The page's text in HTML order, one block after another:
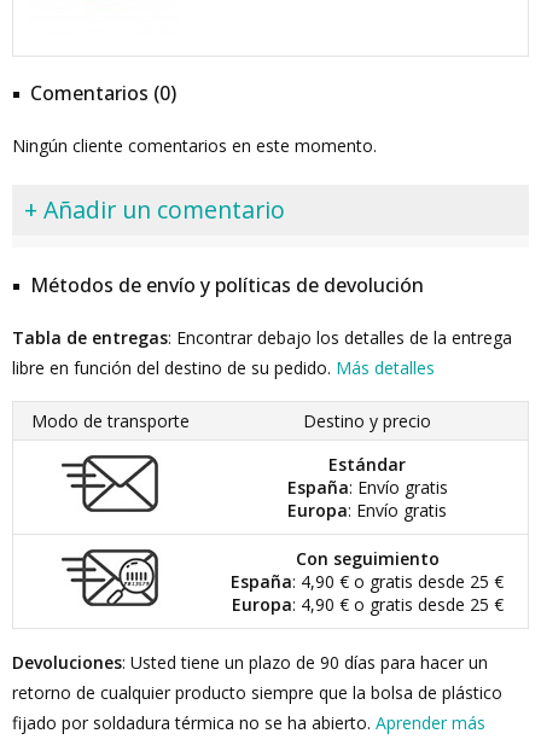
Comentarios (0)
Ningún cliente comentarios en este momento.
+ Añadir un comentario
Métodos de envío y políticas de devolución
Tabla de entregas: Encontrar debajo los detalles de la entrega
libre en función del destino de su pedido. Más detalles
Modo de transporte
Destino y precio
Estándar
España: Envío gratis
Europa: Envío gratis
Con seguimiento
España: 4,90 € o gratis desde 25 €
Europa: 4,90 € o gratis desde 25 €
Devoluciones: Usted tiene un plazo de 90 días para hacer un
retorno de cualquier producto siempre que la bolsa de plástico
fijado por soldadura térmica no se ha abierto. Aprender más